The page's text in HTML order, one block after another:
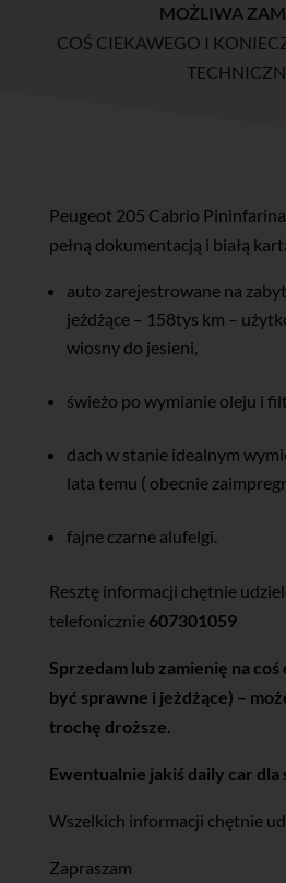
MOŻLIWA
COŚ CIEKAWEGO I
Peugeot 205 Cabrio
pełną dokumentacją i białą
auto zarejestrowane na
jeżdżące – 158tys km –
wiosny do jesieni,
świeżo po wymianie oleju i
dach w stanie idealnym
lata temu ( obecnie
fajne czarne alufelgi.
Resztę informacji chętnie
telefonicznie 607301059
Sprzedam lub zamienię na coś
być sprawne i jeżdżące) –
trochę droższe.
Ewentualnie jakiś daily car dla
Wszelkich informacji chętnie
Zapraszam